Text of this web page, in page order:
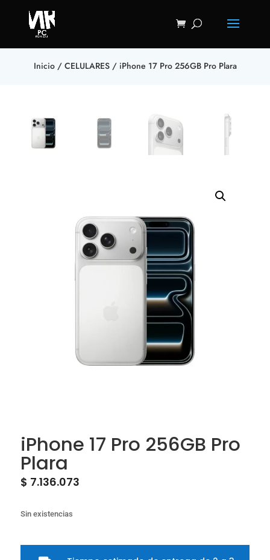
Inicio/ CELULARES/ iPhone 17 Pro 256GB Pro Plara
iPhone 17 Pro 256GB Pro
Plara
$ 7.136.073
Sin existencias